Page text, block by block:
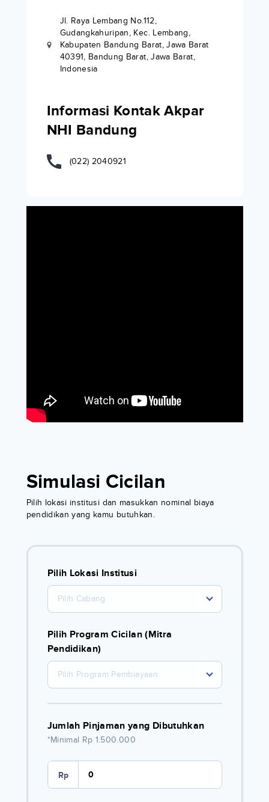
Jl. Raya Lembang No.112,
Gudangkahuripan, Kec. Lembang,
Kabupaten Bandung Barat, Jawa Barat
40391, Bandung Barat, Jawa Barat,
Indonesia
Informasi Kontak Akpar
NHI Bandung
(022) 2040921
Simulasi Cicilan
Pilih lokasi institusi dan masukkan nominal biaya
pendidikan yang kamu butuhkan.
Pilih Lokasi Institusi
Pilih Cabang
Pilih Program Cicilan (Mitra
Pendidikan)
Pilih Program Pembiayaan
Jumlah Pinjaman yang Dibutuhkan
*Minimal Rp 1.500.000
Rp